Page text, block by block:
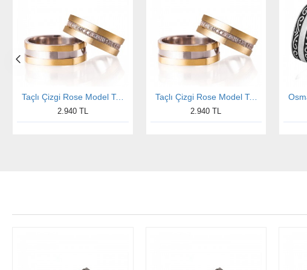
Taçlı Çizgi Rose Model Taşlı Bayan Gümüş Alyans
2.940 TL
Taçlı Çizgi Rose Model Taşlı Bay Gümüş Alyans
2.940 TL